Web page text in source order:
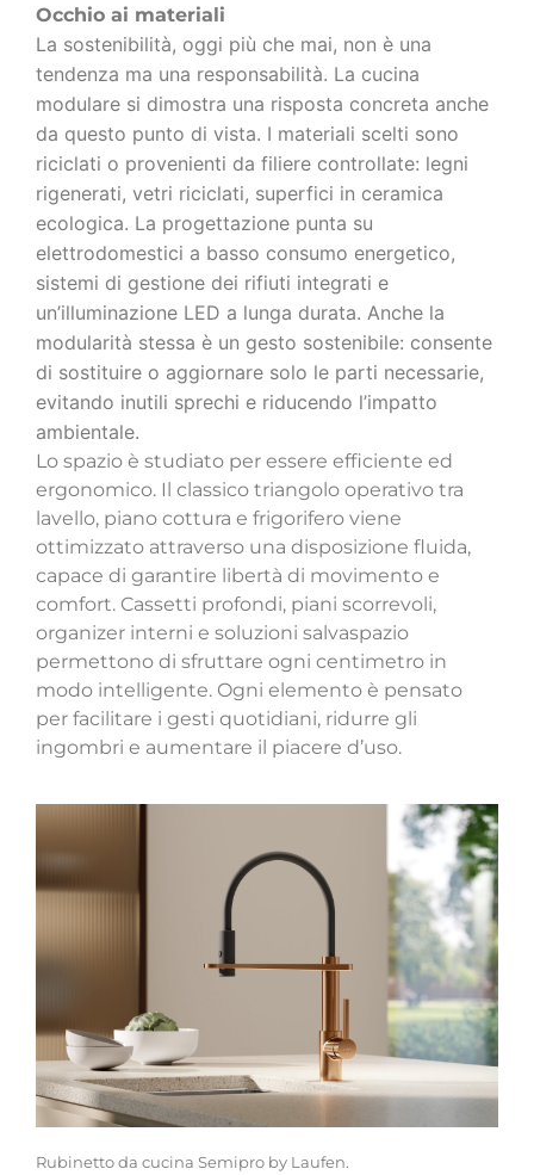
Occhio ai materiali
La sostenibilità, oggi più che mai, non è una
tendenza ma una responsabilità. La cucina
modulare si dimostra una risposta concreta anche
da questo punto di vista. I materiali scelti sono
riciclati o provenienti da filiere controllate: legni
rigenerati, vetri riciclati, superfici in ceramica
ecologica. La progettazione punta su
elettrodomestici a basso consumo energetico,
sistemi di gestione dei rifiuti integrati e
un’illuminazione LED a lunga durata. Anche la
modularità stessa è un gesto sostenibile: consente
di sostituire o aggiornare solo le parti necessarie,
evitando inutili sprechi e riducendo l’impatto
ambientale.
Lo spazio è studiato per essere efficiente ed
ergonomico. Il classico triangolo operativo tra
lavello, piano cottura e frigorifero viene
ottimizzato attraverso una disposizione fluida,
capace di garantire libertà di movimento e
comfort. Cassetti profondi, piani scorrevoli,
organizer interni e soluzioni salvaspazio
permettono di sfruttare ogni centimetro in
modo intelligente. Ogni elemento è pensato
per facilitare i gesti quotidiani, ridurre gli
ingombri e aumentare il piacere d’uso.
Rubinetto da cucina Semipro by Laufen.